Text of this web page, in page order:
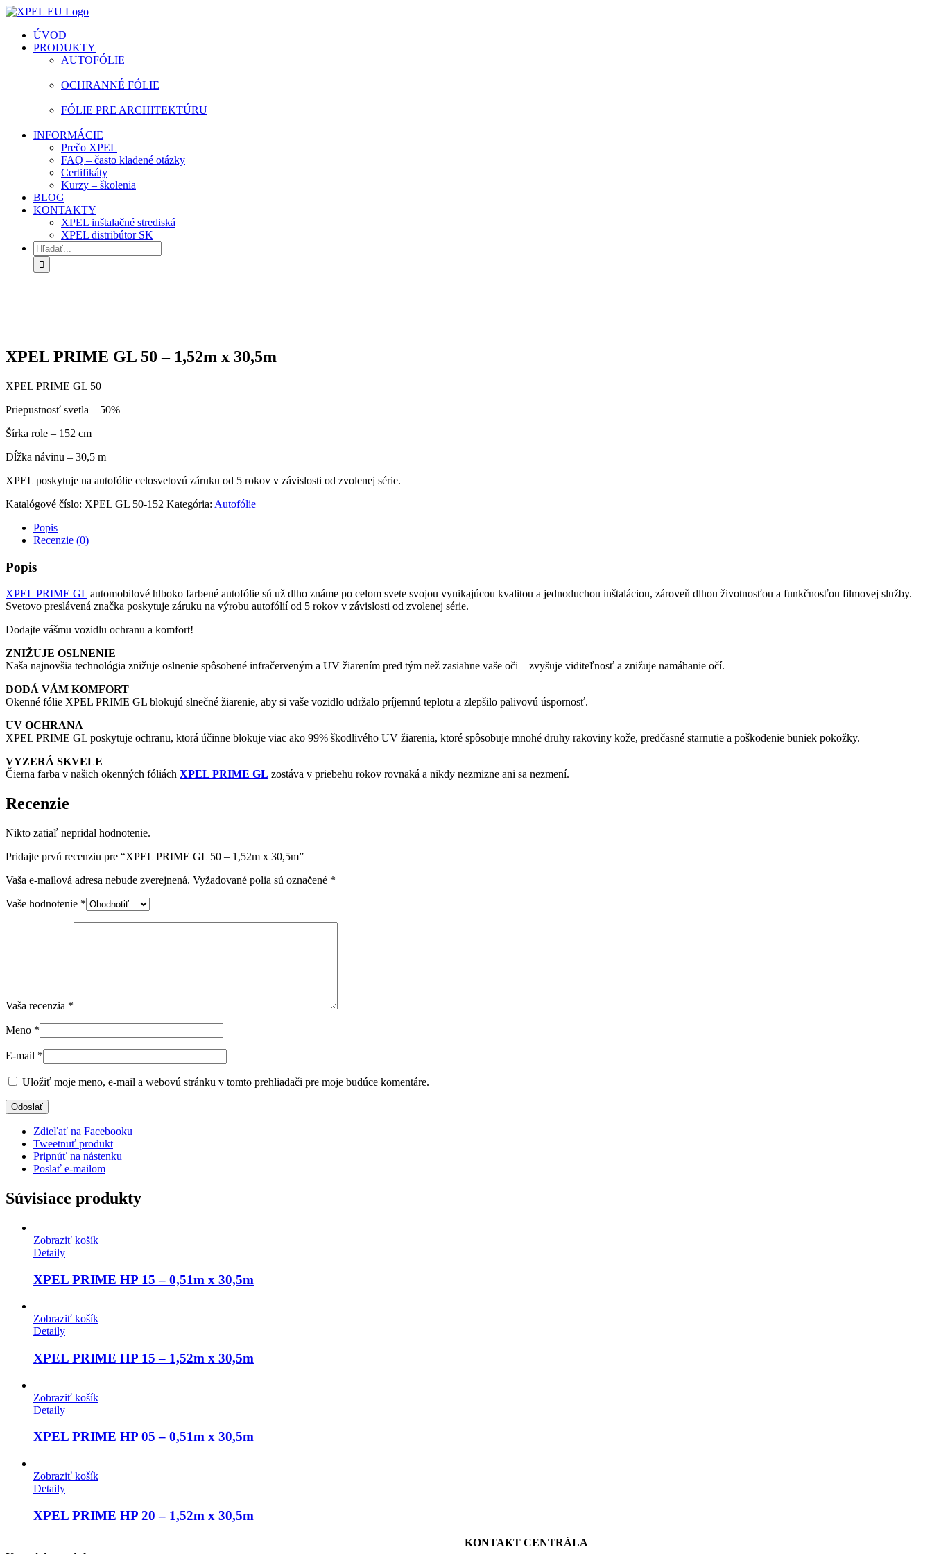
Skip
content
facebook
instagram
youtube
ÚVOD
PRODUKTY
AUTOFÓLIE
OCHRANNÉ FÓLIE
FÓLIE PRE ARCHITEKTÚRU
INFORMÁCIE
Prečo XPEL
FAQ – často kladené otázky
Certifikáty
Kurzy – školenia
BLOG
KONTAKTY
XPEL inštalačné strediská
XPEL distribútor SK
Hľadať:
XPEL PRIME GL 50 – 1,52m x 30,5m
XPEL PRIME GL 50
Priepustnosť svetla – 50%
Šírka role – 152 cm
Dĺžka návinu – 30,5 m
XPEL poskytuje na autofólie celosvetovú záruku od 5 rokov v závislosti od zvolenej série.
Katalógové číslo: XPEL GL 50-152 Kategória: Autofólie
Popis
Recenzie (0)
Popis
XPEL PRIME GL automobilové hlboko farbené autofólie sú už dlho známe po celom svete svojou vynikajúcou kvalitou a jednoduchou inštaláciou, zároveň dlhou životnosťou a funkčnosťou filmovej služby.
Svetovo preslávená značka poskytuje záruku na výrobu autofólií od 5 rokov v závislosti od zvolenej série.
Dodajte vášmu vozidlu ochranu a komfort!
ZNIŽUJE OSLNENIE
Naša najnovšia technológia znižuje oslnenie spôsobené infračerveným a UV žiarením pred tým než zasiahne vaše oči – zvyšuje viditeľnosť a znižuje namáhanie očí.
DODÁ VÁM KOMFORT
Okenné fólie XPEL PRIME GL blokujú slnečné žiarenie, aby si vaše vozidlo udržalo príjemnú teplotu a zlepšilo palivovú úspornosť.
UV OCHRANA
XPEL PRIME GL poskytuje ochranu, ktorá účinne blokuje viac ako 99% škodlivého UV žiarenia, ktoré spôsobuje mnohé druhy rakoviny kože, predčasné starnutie a poškodenie buniek pokožky.
VYZERÁ SKVELE
Čierna farba v našich okenných fóliách XPEL PRIME GL zostáva v priebehu rokov rovnaká a nikdy nezmizne ani sa nezmení.
Recenzie
Nikto zatiaľ nepridal hodnotenie.
Pridajte prvú recenziu pre “XPEL PRIME GL 50 – 1,52m x 30,5m”
Vaša e-mailová adresa nebude zverejnená. Vyžadované polia sú označené *
Vaše hodnotenie *
Vaša recenzia *
Meno *
E-mail *
Uložiť moje meno, e-mail a webovú stránku v tomto prehliadači pre moje budúce komentáre.
Zdieľať na Facebooku
Tweetnuť produkt
Pripnúť na nástenku
Poslať e-mailom
Súvisiace produkty
Zobraziť košík
Detaily
XPEL PRIME HP 15 – 0,51m x 30,5m
Zobraziť košík
Detaily
XPEL PRIME HP 15 – 1,52m x 30,5m
Zobraziť košík
Detaily
XPEL PRIME HP 05 – 0,51m x 30,5m
Zobraziť košík
Detaily
XPEL PRIME HP 20 – 1,52m x 30,5m
KONTAKT CENTRÁLA